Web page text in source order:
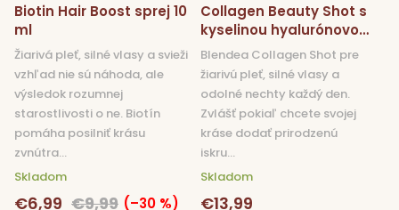
€6,99 €9,99 (–30 %)
Skladom
Biotin Hair Boost sprej 10
ml
Žiarivá pleť, silné vlasy a svieži
vzhľad nie sú náhoda, ale
výsledok rozumnej
starostlivosti o ne. Biotín
pomáha posilniť krásu
zvnútra...
€13,99
Skladom
Collagen Beauty Shot s
kyselinou hyalurónovou
a zinkom 14x 25 ml
Blendea Collagen Shot pre
žiarivú pleť, silné vlasy a
odolné nechty každý den.
Zvlášť pokiaľ chcete svojej
kráse dodať prirodzenú
iskru...